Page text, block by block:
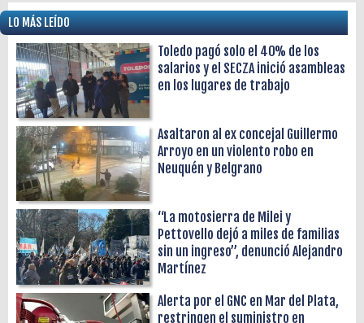
LO MÁS LEÍDO
Toledo pagó solo el 40% de los
salarios y el SECZA inició asambleas
en los lugares de trabajo
Asaltaron al ex concejal Guillermo
Arroyo en un violento robo en
Neuquén y Belgrano
“La motosierra de Milei y
Pettovello dejó a miles de familias
sin un ingreso”, denunció Alejandro
Martínez
Alerta por el GNC en Mar del Plata,
restringen el suministro en